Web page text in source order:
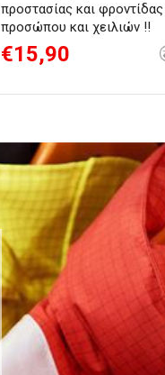
προστασίας και φροντίδας
προσώπου και χειλιών !!
€15,90